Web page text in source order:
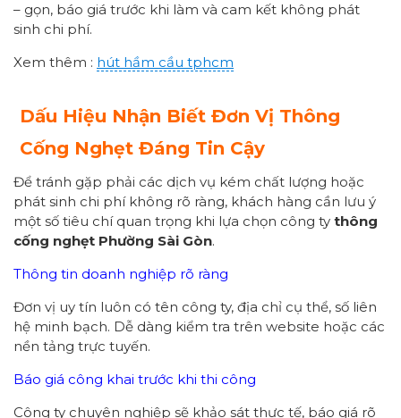
– gọn, báo giá trước khi làm và cam kết không phát
sinh chi phí.
Xem thêm : hút hầm cầu tphcm
Dấu Hiệu Nhận Biết Đơn Vị Thông
Cống Nghẹt Đáng Tin Cậy
Để tránh gặp phải các dịch vụ kém chất lượng hoặc
phát sinh chi phí không rõ ràng, khách hàng cần lưu ý
một số tiêu chí quan trọng khi lựa chọn công ty thông
cống nghẹt Phường Sài Gòn.
Thông tin doanh nghiệp rõ ràng
Đơn vị uy tín luôn có tên công ty, địa chỉ cụ thể, số liên
hệ minh bạch. Dễ dàng kiểm tra trên website hoặc các
nền tảng trực tuyến.
Báo giá công khai trước khi thi công
Công ty chuyên nghiệp sẽ khảo sát thực tế, báo giá rõ